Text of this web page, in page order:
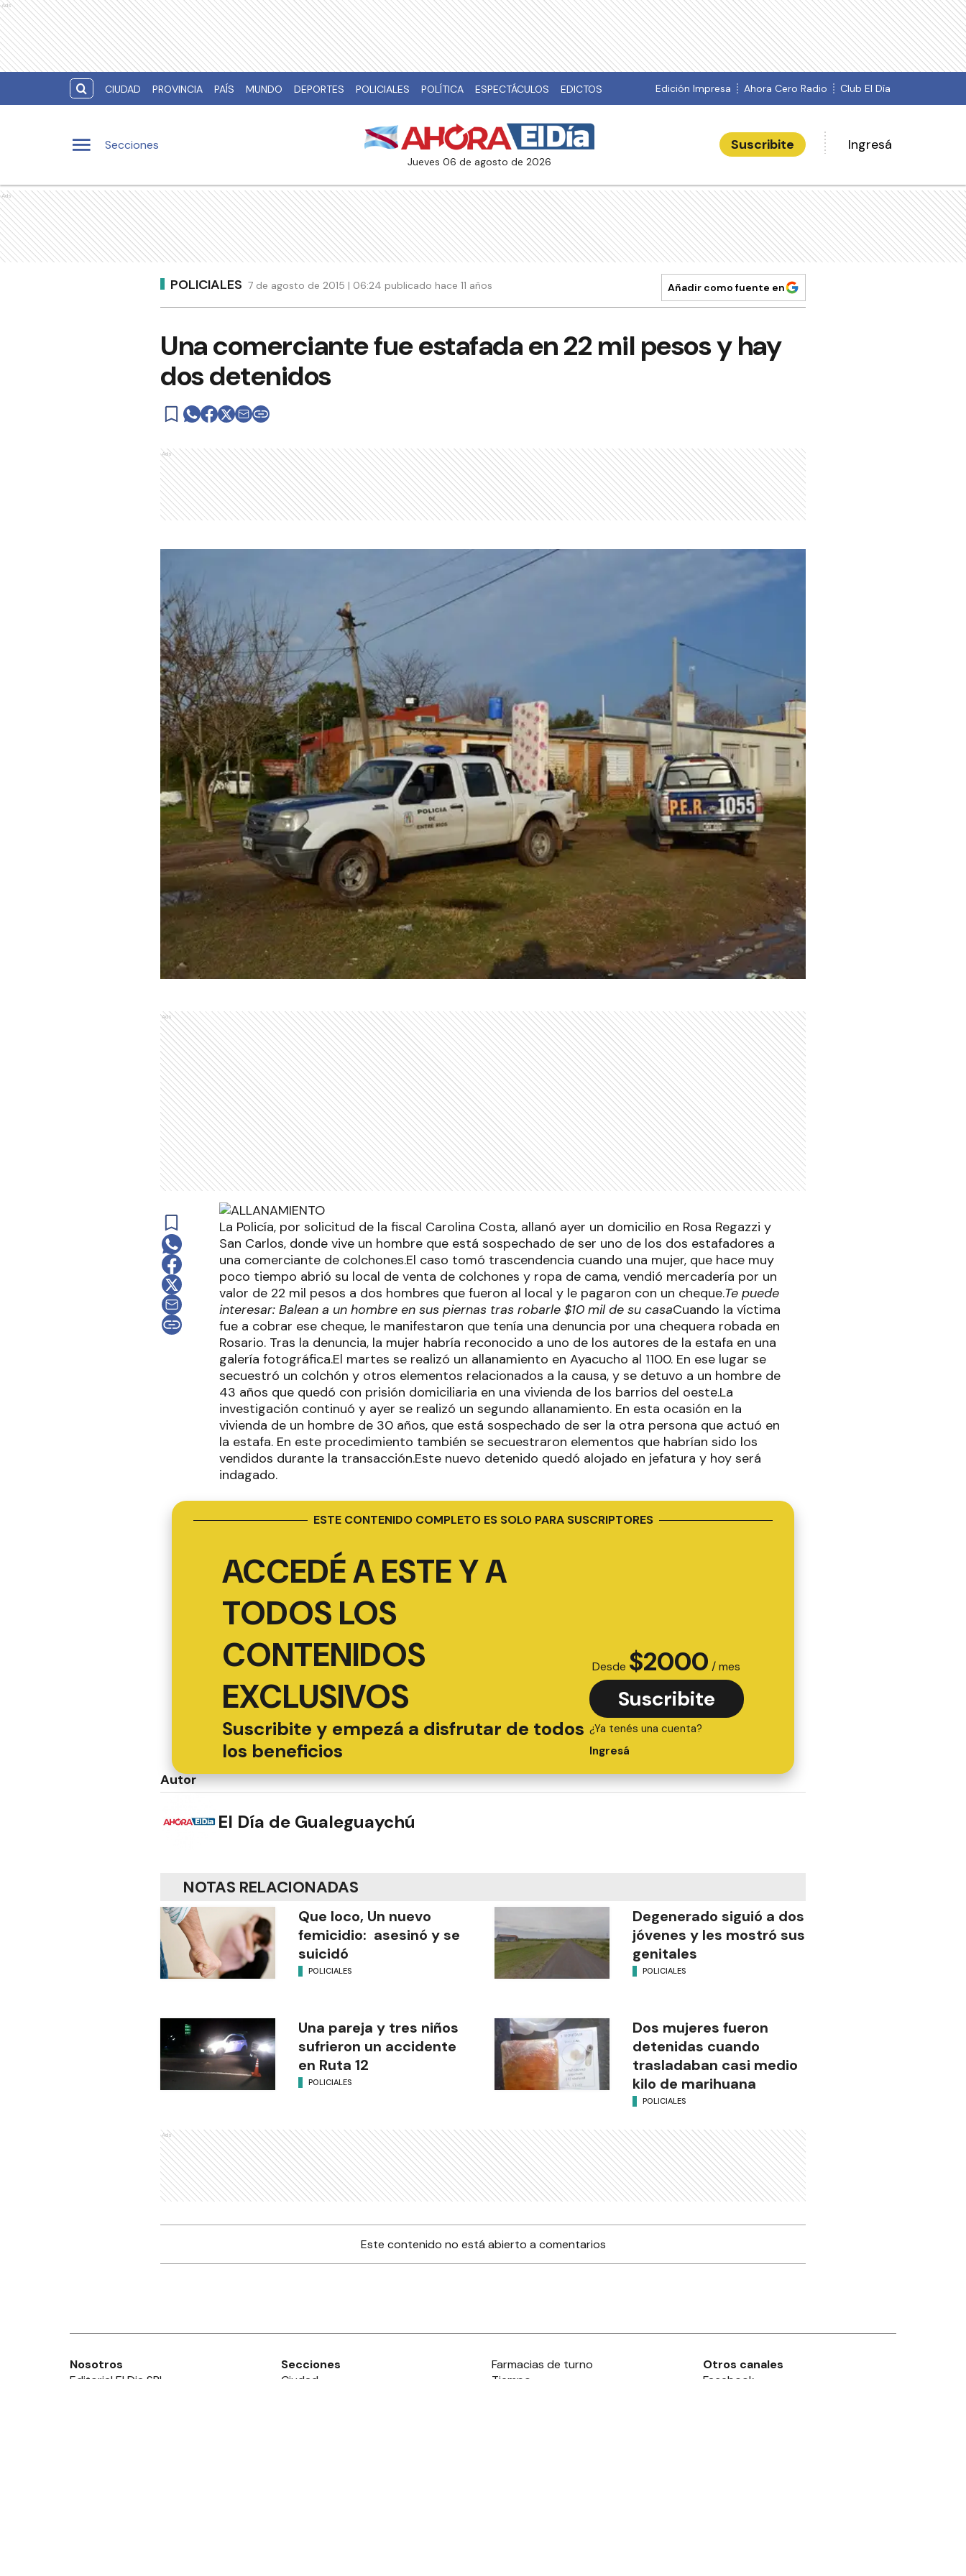
Ads
CIUDAD PROVINCIA PAÍS MUNDO DEPORTES POLICIALES POLÍTICA ESPECTÁCULOS EDICTOS Edición Impresa Ahora Cero Radio Club El Día
Secciones
jueves 06 de agosto de 2026
Suscribite Ingresá
Ads
POLICIALES 7 de agosto de 2015 | 06:24 publicado hace 11 años Añadir como fuente en
Una comerciante fue estafada en 22 mil pesos y hay
dos detenidos
Ads
Ads
La Policía, por solicitud de la fiscal Carolina Costa, allanó ayer un domicilio en Rosa Regazzi y
San Carlos, donde vive un hombre que está sospechado de ser uno de los dos estafadores a
una comerciante de colchones.El caso tomó trascendencia cuando una mujer, que hace muy
poco tiempo abrió su local de venta de colchones y ropa de cama, vendió mercadería por un
valor de 22 mil pesos a dos hombres que fueron al local y le pagaron con un cheque.Te puede
interesar: Balean a un hombre en sus piernas tras robarle $10 mil de su casaCuando la víctima
fue a cobrar ese cheque, le manifestaron que tenía una denuncia por una chequera robada en
Rosario. Tras la denuncia, la mujer habría reconocido a uno de los autores de la estafa en una
galería fotográfica.El martes se realizó un allanamiento en Ayacucho al 1100. En ese lugar se
secuestró un colchón y otros elementos relacionados a la causa, y se detuvo a un hombre de
43 años que quedó con prisión domiciliaria en una vivienda de los barrios del oeste.La
investigación continuó y ayer se realizó un segundo allanamiento. En esta ocasión en la
vivienda de un hombre de 30 años, que está sospechado de ser la otra persona que actuó en
la estafa. En este procedimiento también se secuestraron elementos que habrían sido los
vendidos durante la transacción.Este nuevo detenido quedó alojado en jefatura y hoy será
indagado.
ESTE CONTENIDO COMPLETO ES SOLO PARA SUSCRIPTORES
ACCEDÉ A ESTE Y A
TODOS LOS
CONTENIDOS
EXCLUSIVOS
Suscribite y empezá a disfrutar de todos
los beneficios
Desde $2000 / mes
Suscribite
¿Ya tenés una cuenta?
Ingresá
Autor
El Día de Gualeguaychú
NOTAS RELACIONADAS
Que loco, Un nuevo
femicidio: asesinó y se
suicidó
POLICIALES
Degenerado siguió a dos
jóvenes y les mostró sus
genitales
POLICIALES
Una pareja y tres niños
sufrieron un accidente
en Ruta 12
POLICIALES
Dos mujeres fueron
detenidas cuando
trasladaban casi medio
kilo de marihuana
POLICIALES
Ads
Este contenido no está abierto a comentarios
Nosotros
Editorial El Dia SRL
Secciones
Ciudad
Farmacias de turno
Tiempo
Otros canales
Facebook